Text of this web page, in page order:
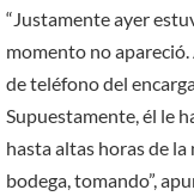
“Justamente ayer
momento no
de teléfono del
Supuestamente, él le
hasta altas horas de la
bodega, tomando”,